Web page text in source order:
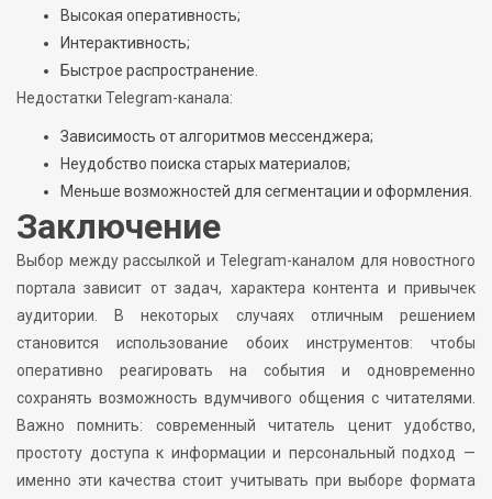
Высокая оперативность;
Интерактивность;
Быстрое распространение.
Недостатки Telegram-канала:
Зависимость от алгоритмов мессенджера;
Неудобство поиска старых материалов;
Меньше возможностей для сегментации и оформления.
Заключение
Выбор между рассылкой и Telegram-каналом для новостного
портала зависит от задач, характера контента и привычек
аудитории. В некоторых случаях отличным решением
становится использование обоих инструментов: чтобы
оперативно реагировать на события и одновременно
сохранять возможность вдумчивого общения с читателями.
Важно помнить: современный читатель ценит удобство,
простоту доступа к информации и персональный подход —
именно эти качества стоит учитывать при выборе формата